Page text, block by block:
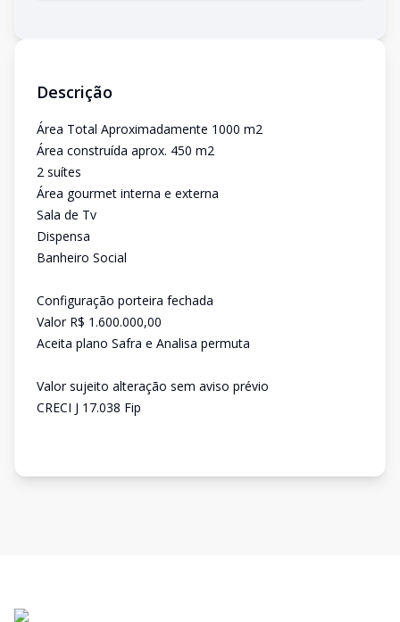
Descrição
Área Total Aproximadamente 1000 m2
Área construída aprox. 450 m2
2 suítes
Área gourmet interna e externa
Sala de Tv
Dispensa
Banheiro Social
Configuração porteira fechada
Valor R$ 1.600.000,00
Aceita plano Safra e Analisa permuta
Valor sujeito alteração sem aviso prévio
CRECI J 17.038 Fip